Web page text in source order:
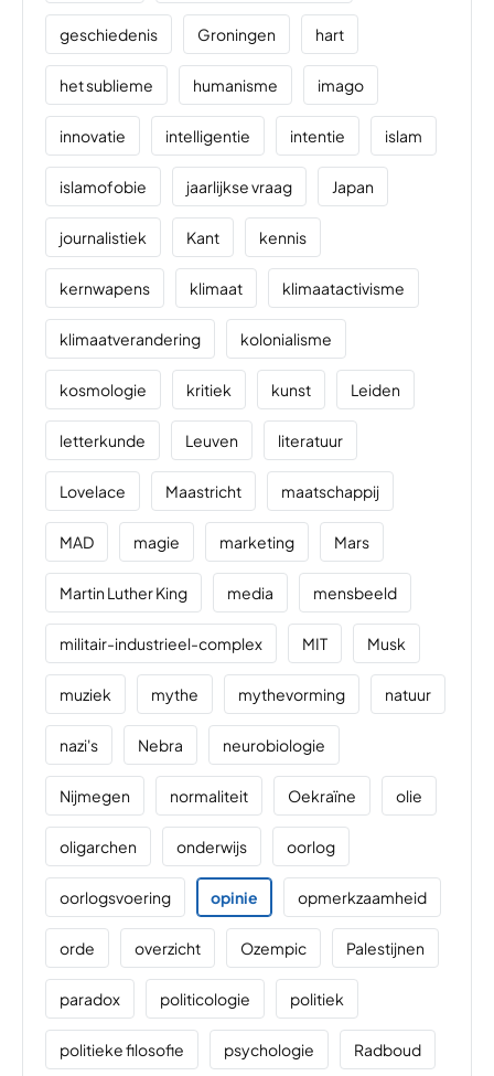
geschiedenis Groningen hart
het sublieme humanisme imago
innovatie intelligentie intentie islam
islamofobie jaarlijkse vraag Japan
journalistiek Kant kennis
kernwapens klimaat klimaatactivisme
klimaatverandering kolonialisme
kosmologie kritiek kunst Leiden
letterkunde Leuven literatuur
Lovelace Maastricht maatschappij
MAD magie marketing Mars
Martin Luther King media mensbeeld
militair-industrieel-complex MIT Musk
muziek mythe mythevorming natuur
nazi's Nebra neurobiologie
Nijmegen normaliteit Oekraïne olie
oligarchen onderwijs oorlog
oorlogsvoering opinie opmerkzaamheid
orde overzicht Ozempic Palestijnen
paradox politicologie politiek
politieke filosofie psychologie Radboud